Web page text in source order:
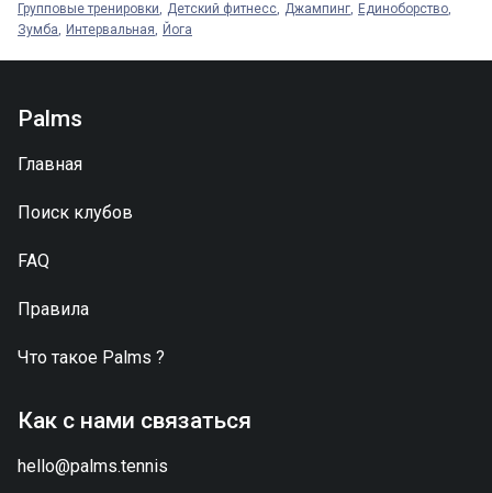
Групповые тренировки
Детский фитнесс Джампинг
Единоборство
Зумба
Интервальная Йога
Palms
Главная
Поиск клубов
FAQ
Правила
Что такое Palms ?
Как с нами связаться
hello@palms.tennis